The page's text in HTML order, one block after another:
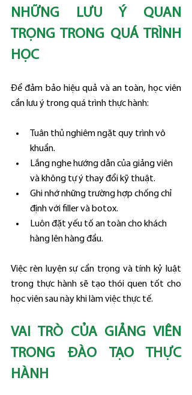
NHỮNG LƯU Ý QUAN
TRỌNG TRONG QUÁ TRÌNH
HỌC
Để đảm bảo hiệu quả và an toàn, học viên
cần lưu ý trong quá trình thực hành:
Tuân thủ nghiêm ngặt quy trình vô
khuẩn.
Lắng nghe hướng dẫn của giảng viên
và không tự ý thay đổi kỹ thuật.
Ghi nhớ những trường hợp chống chỉ
định với filler và botox.
Luôn đặt yếu tố an toàn cho khách
hàng lên hàng đầu.
Việc rèn luyện sự cẩn trọng và tính kỷ luật
trong thực hành sẽ tạo thói quen tốt cho
học viên sau này khi làm việc thực tế.
VAI TRÒ CỦA GIẢNG VIÊN
TRONG ĐÀO TẠO THỰC
HÀNH